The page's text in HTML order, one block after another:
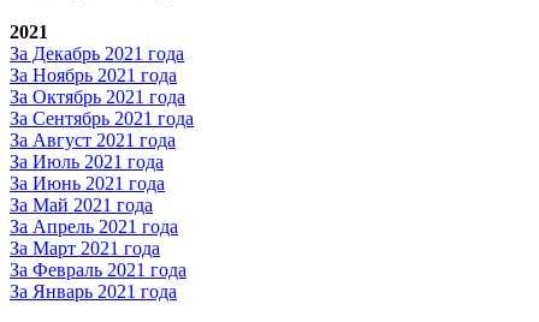
2021
За Декабрь 2021 года
За Ноябрь 2021 года
За Октябрь 2021 года
За Сентябрь 2021 года
За Август 2021 года
За Июль 2021 года
За Июнь 2021 года
За Май 2021 года
За Апрель 2021 года
За Март 2021 года
За Февраль 2021 года
За Январь 2021 года